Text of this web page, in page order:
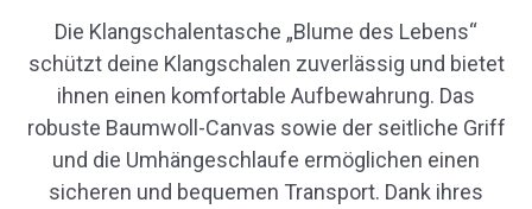
Die Klangschalentasche „Blume des Lebens“
schützt deine Klangschalen zuverlässig und bietet
ihnen einen komfortable Aufbewahrung. Das
robuste Baumwoll-Canvas sowie der seitliche Griff
und die Umhängeschlaufe ermöglichen einen
sicheren und bequemen Transport. Dank ihres